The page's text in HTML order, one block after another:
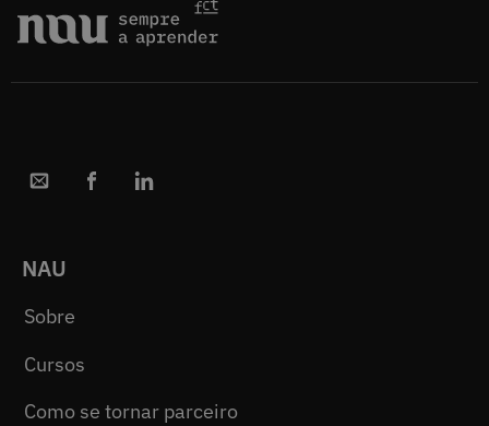
NAU
Sobre
Cursos
Como se tornar parceiro